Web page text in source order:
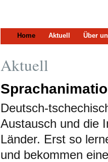
Home Aktuell Über
Aktuell
Deutsch-
Austausch und die
Länder. Erst so
und bekommen